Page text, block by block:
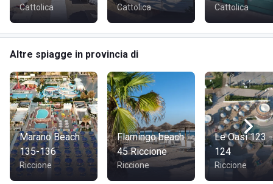
Cattolica Cattolica Cattolica
Altre spiagge in provincia di
Marano Beach
135-136
Riccione
Flamingo beach
45 Riccione
Riccione
Le Oasi 123 -
124
Riccione